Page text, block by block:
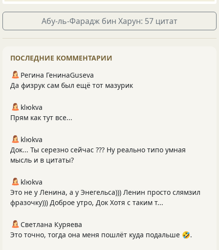
Абу-ль-Фарадж бин Харун: 57 цитат
ПОСЛЕДНИЕ КОММЕНТАРИИ
Регина ГенинаGuseva
Да физрук сам был ещё тот мазурик
klюkva
Прям как тут все...
klюkva
Док... Ты серезно сейчас ??? Ну реально типо умная
мысль и в цитаты?
klюkva
Это не у Ленина, а у Энегельса))) Ленин просто слямзил
фразочку))) Доброе утро, Док Хотя с таким т...
Светлана Куряева
Это точно, тогда она меня пошлёт куда подальше 🤣.